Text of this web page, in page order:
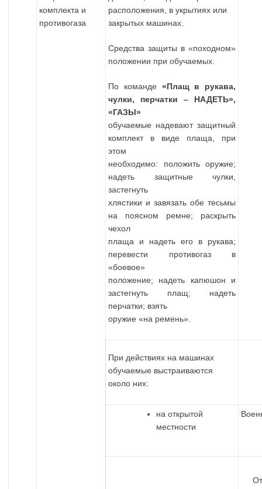
комплекта и
противогаза
расположения, в укрытиях или
закрытых машинах.
Средства защиты в «походном»
положении при обучаемых.
По команде «Плащ в рукава,
чулки, перчатки – НАДЕТЬ»,
«ГАЗЫ»
обучаемые надевают защитный
комплект в виде плаща, при
этом
необходимо: положить оружие;
надеть защитные чулки,
застегнуть
хлястики и завязать обе тесьмы
на поясном ремне; раскрыть
чехол
плаща и надеть его в рукава;
перевести противогаз в
«боевое»
положение; надеть капюшон и
застегнуть плащ; надеть
перчатки; взять
оружие «на ремень».
При действиях на машинах
обучаемые выстраиваются
около них:
на открытой
местности